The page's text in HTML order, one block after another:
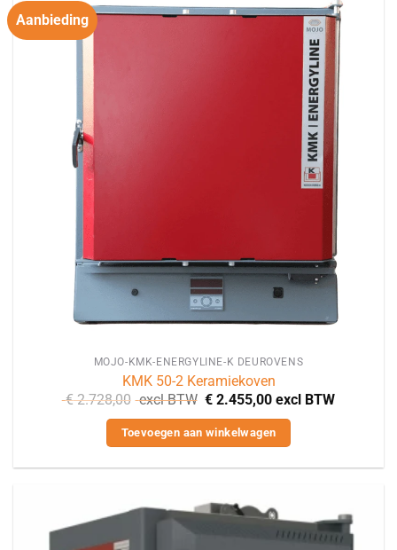
Aanbieding
MOJO-KMK-ENERGYLINE-K DEUROVENS
KMK 50-2 Keramiekoven
€2.728,00 excl BTW € 2.455,00 excl BTW
Toevoegen aan winkelwagen